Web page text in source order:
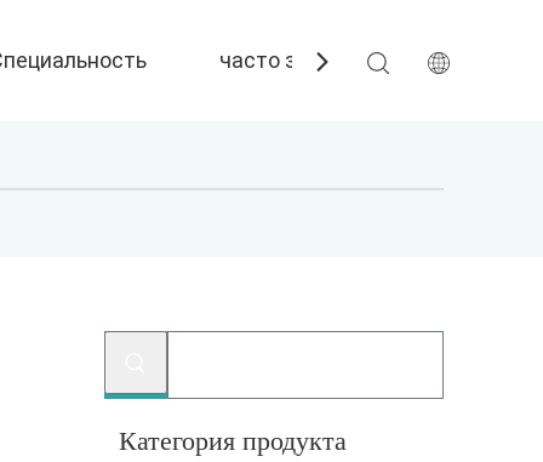
часто задаваемые вопросы
Категория продукта